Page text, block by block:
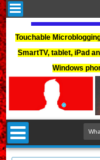
Touchable
SmartTV, tablet, iPad
Windows